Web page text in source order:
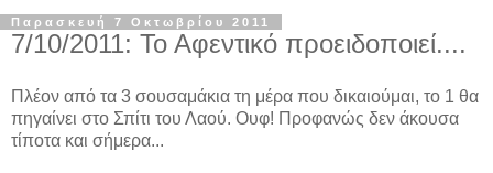
Παρασκευή 7 Οκτωβρίου 2011
7/10/2011: Το Αφεντικό προειδοποιεί....
Πλέον από τα 3 σουσαμάκια τη μέρα που δικαιούμαι, το 1 θα
πηγαίνει στο Σπίτι του Λαού. Ουφ! Προφανώς δεν άκουσα
τίποτα και σήμερα...